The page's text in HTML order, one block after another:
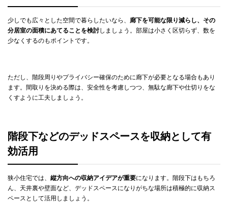
少しでも広々とした空間で暮らしたいなら、 廊下を可能な限り減らし、その
分居室の面積にあてることを検討しましょう。部屋は小さく区切らず、数を
少なくするのもポイントです。
ただし、階段周りやプライバシー確保のために廊下が必要となる場合もあり
ます。間取りを決める際は、安全性を考慮しつつ、無駄な廊下や仕切りをな
くすように工夫しましょう。
階段下などのデッドスペースを収納として有
効活用
狭小住宅では、 縦方向への収納アイデアが重要になります。階段下はもちろ
ん、天井裏や壁面など、デッドスペースになりがちな場所は積極的に収納ス
ペースとして活用しましょう。